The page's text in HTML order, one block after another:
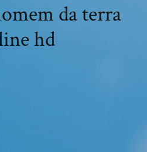
da terra
hd